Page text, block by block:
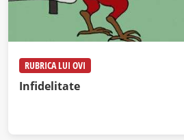
RUBRICA LUI OVI
Infidelitate